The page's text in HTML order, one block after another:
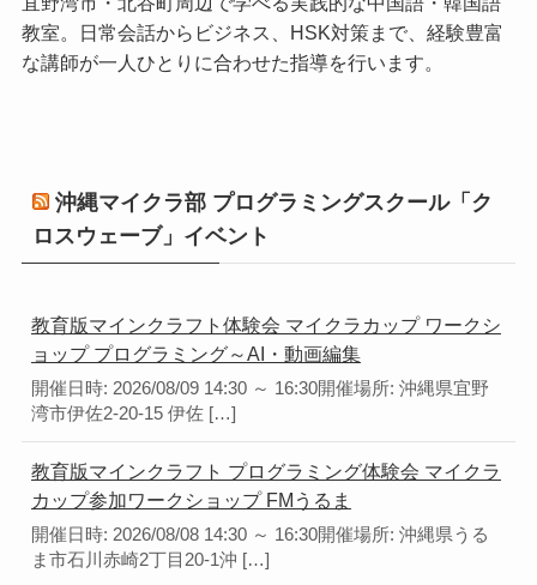
教室。日常会話からビジネス、HSK対策まで、経験豊富
な講師が一人ひとりに合わせた指導を行います。
沖縄マイクラ部 プログラミングスクール「ク
ロスウェーブ」イベント
教育版マインクラフト体験会 マイクラカップ ワークシ
ョップ プログラミング～AI・動画編集
開催日時: 2026/08/09 14:30 ～ 16:30開催場所: 沖縄県宜野
湾市伊佐2-20-15 伊佐 […]
教育版マインクラフト プログラミング体験会 マイクラ
カップ参加ワークショップ FMうるま
開催日時: 2026/08/08 14:30 ～ 16:30開催場所: 沖縄県うる
ま市石川赤崎2丁目20-1沖 […]